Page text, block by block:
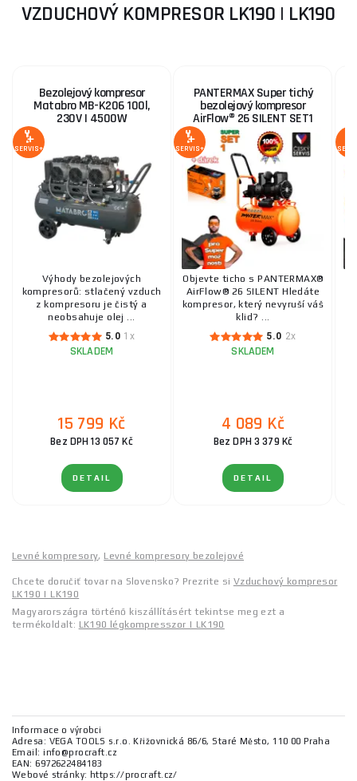
VZDUCHOVÝ KOMPRESOR LK190 | LK190
Bezolejový kompresor
Matabro MB-K206 100l,
230V | 4500W
SERVIS+
Výhody bezolejových
kompresorů: stlačený vzduch
z kompresoru je čistý a
neobsahuje olej ...
5.0 1x
SKLADEM
15 799 Kč
Bez DPH 13 057 Kč
DETAIL
PANTERMAX Super tichý
bezolejový kompresor
AirFlow® 26 SILENT SET1
SERVIS+
Objevte ticho s PANTERMAX®
AirFlow® 26 SILENT Hledáte
kompresor, který nevyruší váš
klid? ...
5.0 2x
SKLADEM
4 089 Kč
Bez DPH 3 379 Kč
DETAIL
Levné kompresory, Levné kompresory bezolejové
Chcete doručiť tovar na Slovensko? Prezrite si Vzduchový kompresor
LK190 | LK190
Magyarországra történő kiszállításért tekintse meg ezt a
termékoldalt: LK190 légkompresszor | LK190
Informace o výrobci
Adresa: VEGA TOOLS s.r.o. Křižovnická 86/6, Staré Město, 110 00 Praha
Email: info@procraft.cz
EAN: 6972622484183
Webové stránky: https://procraft.cz/